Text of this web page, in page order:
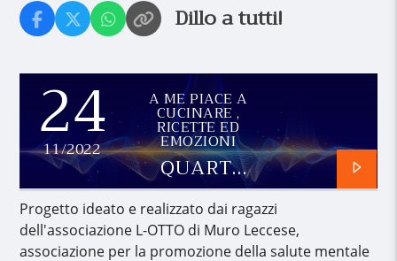
Dillo a tutti!
24
11/2022
A ME PIACE A
CUCINARE ,
RICETTE ED
EMOZIONI
QUARTA
PARTE
Progetto ideato e realizzato dai ragazzi
dell'associazione L-OTTO di Muro Leccese,
associazione per la promozione della salute mentale